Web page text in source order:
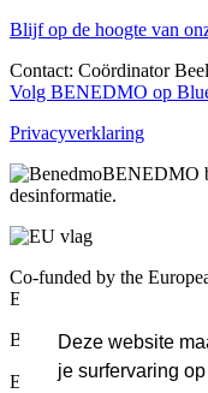
Deze website
je surfervaring
Blijf op de hoogte van
Contact: Coördinator
Volg BENEDMO op
Privacyverklaring
BENEDMO
desinformatie.
Co-funded by the
Executive Agency
Blijf op de hoogte van
Email Address